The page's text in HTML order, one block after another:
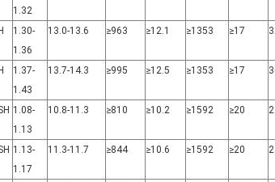
1.32
1.30-
1.36
13.0-13.6 ≥963 ≥12.1 ≥1353 ≥17
1.37-
1.43
13.7-14.3 ≥995 ≥12.5 ≥1353 ≥17
1.08-
1.13
10.8-11.3 ≥810 ≥10.2 ≥1592 ≥20
1.13-
1.17
11.3-11.7 ≥844 ≥10.6 ≥1592 ≥20